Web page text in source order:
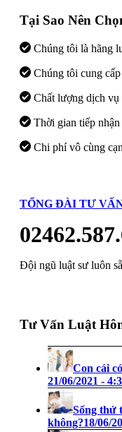
Tại Sao Nên
Chúng tôi là hãng
Chúng tôi cung
Chất lượng dịch vụ
Thời gian tiếp
Chi phí vô cùng
TỔNG ĐÀI TƯ
Đội ngũ luật sư luôn
Tư Vấn Luật
Con cái
21/06/2021 -
Sống thử
không?18/06/